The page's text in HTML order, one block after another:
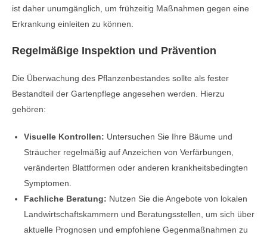
ist daher unumgänglich, um frühzeitig Maßnahmen gegen eine
Erkrankung einleiten zu können.
Regelmäßige Inspektion und Prävention
Die Überwachung des Pflanzenbestandes sollte als fester
Bestandteil der Gartenpflege angesehen werden. Hierzu
gehören:
Visuelle Kontrollen: Untersuchen Sie Ihre Bäume und
Sträucher regelmäßig auf Anzeichen von Verfärbungen,
veränderten Blattformen oder anderen krankheitsbedingten
Symptomen.
Fachliche Beratung: Nutzen Sie die Angebote von lokalen
Landwirtschaftskammern und Beratungsstellen, um sich über
aktuelle Prognosen und empfohlene Gegenmaßnahmen zu